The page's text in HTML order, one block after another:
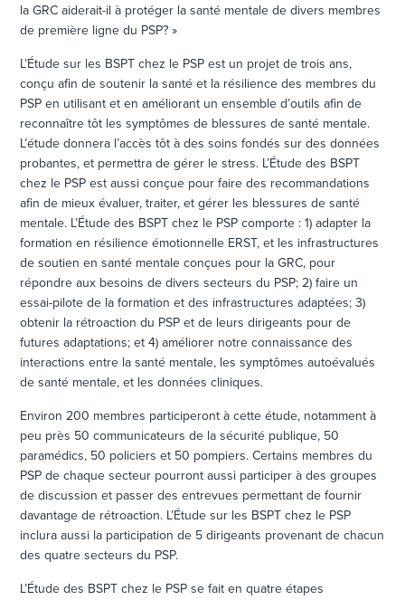
la GRC aiderait-il à protéger la santé mentale de divers membres
de première ligne du PSP? »
L’Étude sur les BSPT chez le PSP est un projet de trois ans,
conçu afin de soutenir la santé et la résilience des membres du
PSP en utilisant et en améliorant un ensemble d’outils afin de
reconnaître tôt les symptômes de blessures de santé mentale.
L’étude donnera l’accès tôt à des soins fondés sur des données
probantes, et permettra de gérer le stress. L’Étude des BSPT
chez le PSP est aussi conçue pour faire des recommandations
afin de mieux évaluer, traiter, et gérer les blessures de santé
mentale. L’Étude des BSPT chez le PSP comporte : 1) adapter la
formation en résilience émotionnelle ERST, et les infrastructures
de soutien en santé mentale conçues pour la GRC, pour
répondre aux besoins de divers secteurs du PSP; 2) faire un
essai-pilote de la formation et des infrastructures adaptées; 3)
obtenir la rétroaction du PSP et de leurs dirigeants pour de
futures adaptations; et 4) améliorer notre connaissance des
interactions entre la santé mentale, les symptômes autoévalués
de santé mentale, et les données cliniques.
Environ 200 membres participeront à cette étude, notamment à
peu près 50 communicateurs de la sécurité publique, 50
paramédics, 50 policiers et 50 pompiers. Certains membres du
PSP de chaque secteur pourront aussi participer à des groupes
de discussion et passer des entrevues permettant de fournir
davantage de rétroaction. L’Étude sur les BSPT chez le PSP
inclura aussi la participation de 5 dirigeants provenant de chacun
des quatre secteurs du PSP.
L’Étude des BSPT chez le PSP se fait en quatre étapes